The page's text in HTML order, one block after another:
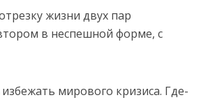
жизни двух пар
в неспешной форме, с
мирового кризиса. Где-